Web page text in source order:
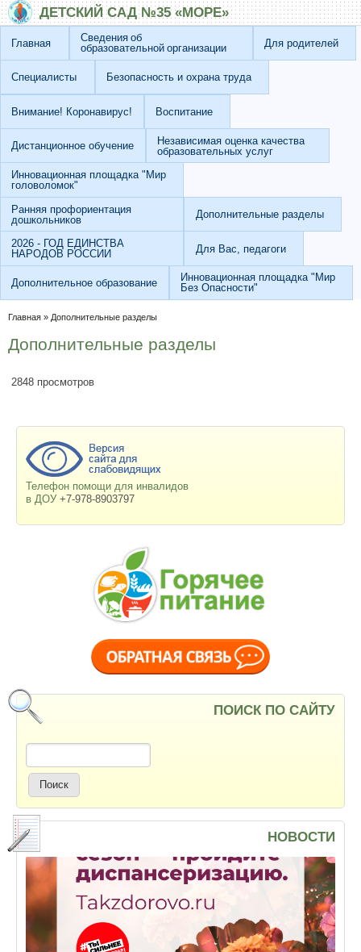
Перейти к основному содержанию
Skip to searchДЕТСКИЙ САД №35 «МОРЕ»
Главная
Сведения об
образовательной организации
Для родителей
Специалисты Безопасность и охрана труда
Внимание! Коронавирус! Воспитание
Дистанционное обучение
Независимая оценка качества
образовательных услуг
Инновационная площадка "Мир
головоломок"
Ранняя профориентация
дошкольников
Дополнительные разделы
2026 - ГОД ЕДИНСТВА
НАРОДОВ РОССИИ
Для Вас, педагоги
Дополнительное образование
Инновационная площадка "Мир
Без Опасности"
Вы здесь
Главная » Дополнительные разделы
Дополнительные разделы
2848 просмотров
Телефон помощи для инвалидов
в ДОУ +7-978-8903797
ПОИСК ПО САЙТУ
Поиск
НОВОСТИ